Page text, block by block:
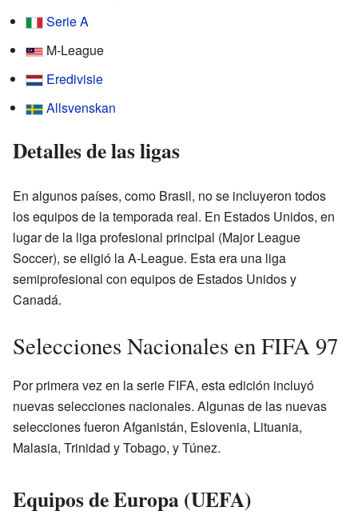
Serie A
M-League
Eredivisie
Allsvenskan
Detalles de las ligas
En algunos países, como Brasil, no se incluyeron todos
los equipos de la temporada real. En Estados Unidos, en
lugar de la liga profesional principal (Major League
Soccer), se eligió la A-League. Esta era una liga
semiprofesional con equipos de Estados Unidos y
Canadá.
Selecciones Nacionales en FIFA 97
Por primera vez en la serie FIFA, esta edición incluyó
nuevas selecciones nacionales. Algunas de las nuevas
selecciones fueron Afganistán, Eslovenia, Lituania,
Malasia, Trinidad y Tobago, y Túnez.
Equipos de Europa (UEFA)